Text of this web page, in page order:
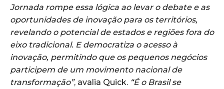
Jornada rompe essa lógica ao levar o debate e as
oportunidades de inovação para os territórios,
revelando o potencial de estados e regiões fora do
eixo tradicional. E democratiza o acesso à
inovação, permitindo que os pequenos negócios
participem de um movimento nacional de
transformação”, avalia Quick. “É o Brasil se